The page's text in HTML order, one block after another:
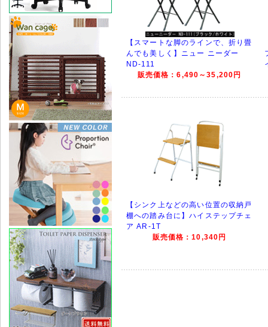
【スマートな脚のラインで、折り畳
んでも美しく】ニュー ニーダー
ND-111
販売価格：6,490～35,200円
【シンク上などの高い位置の収納戸
棚への踏み台に】ハイステップチェ
ア AR-1T
販売価格：10,340円